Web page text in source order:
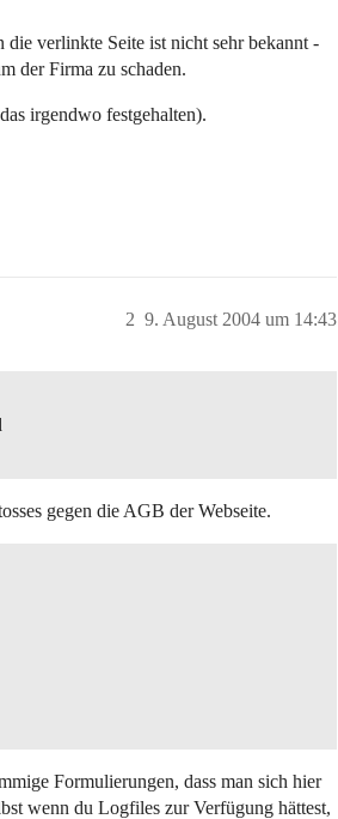
die verlinkte Seite ist nicht sehr bekannt -
der Firma zu schaden.
irgendwo festgehalten).
9. August 2004 um 14:43
2
gegen die AGB der Webseite.
Formulierungen, dass man sich hier
wenn du Logfiles zur Verfügung hättest,